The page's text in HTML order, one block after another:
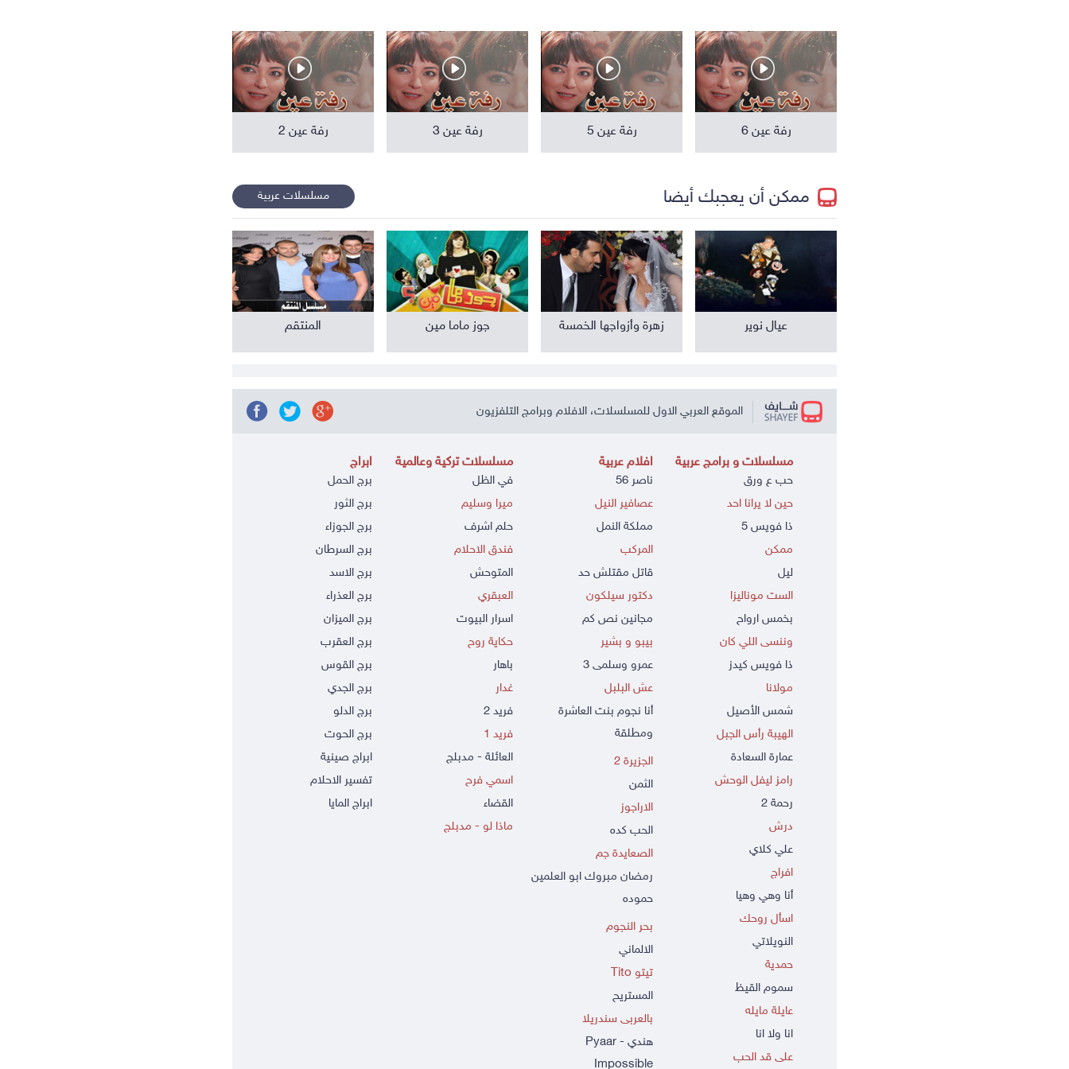
رفة عين 6 رفة عين 5 رفة عين 3 رفة عين 2
ممكن أن يعجبك أيضا مسلسلات عربية
عيال نوير زهرة وأزواجها الخمسة جوز ماما مين المنتقم
الموقع العربي الاول للمسلسلات، الافلام وبرامج التلفزيون
مسلسلات و برامج عربية
حب ع ورق
حين لا يرانا احد
ذا فويس 5
ممكن
ليل
الست موناليزا
بخمس ارواح
وننسى اللي كان
ذا فويس كيدز
مولانا
شمس الأصيل
الهيبة رأس الجبل
عمارة السعادة
رامز ليفل الوحش
رحمة 2
درش
علي كلاي
افراج
أنا وهي وهيا
اسأل روحك
النويلاتي
حمدية
سموم القيظ
عايلة مايله
انا ولا انا
على قد الحب
افلام عربية
ناصر 56
عصافير النيل
مملكة النمل
المركب
قاتل مقتلش حد
دكتور سيلكون
مجانين نص كم
بيبو و بشير
عمرو وسلمى 3
عش البلبل
أنا نجوم بنت العاشرة
ومطلقة
الجزيرة 2
الثمن
الاراجوز
الحب كده
الصعايدة جم
رمضان مبروك ابو العلمين
حموده
بحر النجوم
الالماني
تيتو Tito
المستريح
بالعربى سندريلا
هندي - Pyaar
مسلسلات تركية وعالمية
في الظل
ميرا وسليم
حلم اشرف
فندق الاحلام
المتوحش
العبقري
اسرار البيوت
حكاية روح
باهار
غدار
فريد 2
فريد 1
العائلة - مدبلج
اسمي فرح
القضاء
ماذا لو - مدبلج
ابراج
برج الحمل
برج الثور
برج الجوزاء
برج السرطان
برج الاسد
برج العذراء
برج الميزان
برج العقرب
برج القوس
برج الجدي
برج الدلو
برج الحوت
ابراج صينية
تفسير الاحلام
ابراج المايا